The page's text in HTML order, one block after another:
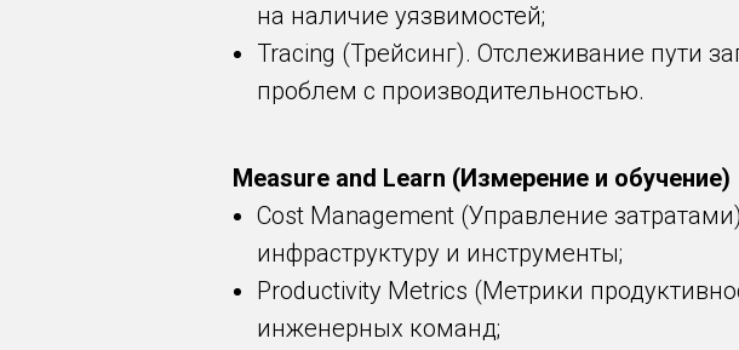
на наличие уязвимостей;
Tracing (Трейсинг). Отслеживание пути
проблем с производительностью.
Measure and Learn (Измерение и обучение)
Cost Management (Управление
инфраструктуру и инструменты;
Productivity Metrics (Метрики
инженерных команд;